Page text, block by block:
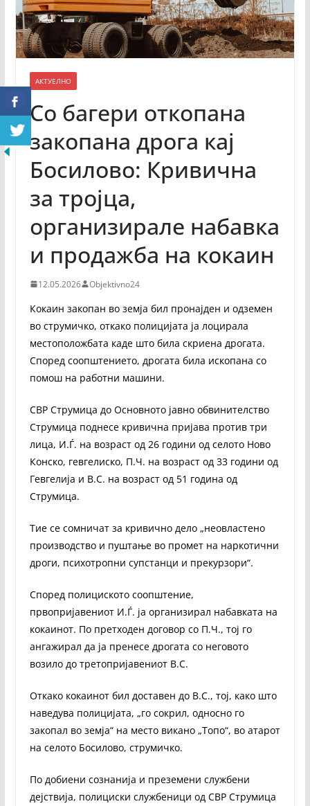
АКТУЕЛНО
Со багери откопана
закопана дрога кај
Босилово: Кривична
за тројца,
организирале набавка
и продажба на кокаин
12.05.2026 Objektivno24
Кокаин закопан во земја бил пронајден и одземен
во струмичко, откако полицијата ја лоцирала
местоположбата каде што била скриена дрогата.
Според соопштението, дрогата била ископана со
помош на работни машини.
СВР Струмица до Основното јавно обвинителство
Струмица поднесе кривична пријава против три
лица, И.Ѓ. на возраст од 26 години од селото Ново
Конско, гевгелиско, П.Ч. на возраст од 33 години од
Гевгелија и В.С. на возраст од 51 година од
Струмица.
Тие се сомничат за кривично дело „неовластено
производство и пуштање во промет на наркотични
дроги, психотропни супстанци и прекурзори“.
Според полициското соопштение,
првопријавениот И.Ѓ. ја организирал набавката на
кокаинот. По претходен договор со П.Ч., тој го
ангажирал да ја пренесе дрогата со неговото
возило до третопријавениот В.С.
Откако кокаинот бил доставен до В.С., тој, како што
наведува полицијата, „го сокрил, односно го
закопал во земја“ на место викано „Топо“, во атарот
на селото Босилово, струмичко.
По добиени сознанија и преземени службени
дејствија, полициски службеници од СВР Струмица